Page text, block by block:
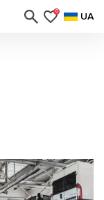
0 UA